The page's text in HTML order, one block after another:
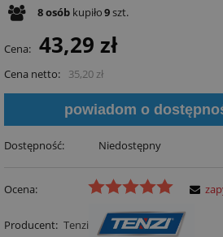
8osób kupiło9szt.
Cena: 43,29 zł
Cena netto: 35,20 zł
powiadom o
Dostępność:
Niedostępny
Ocena:
Producent: Tenzi